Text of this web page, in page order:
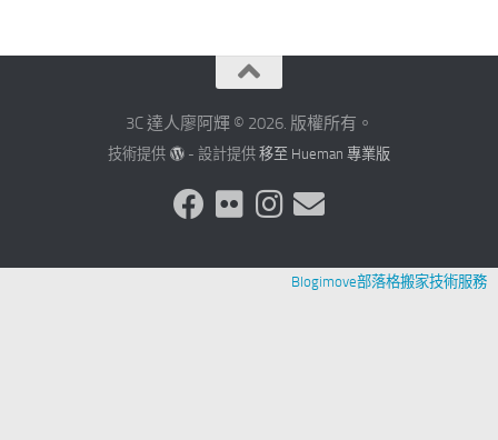
3C 達人廖阿輝 © 2026. 版權所有。
技術提供 - 設計提供 移至 Hueman 專業版
Blogimove部落格搬家技術服務